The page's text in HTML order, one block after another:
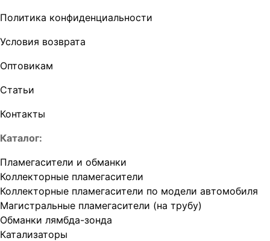
Политика конфиденциальности
Условия возврата
Оптовикам
Статьи
Контакты
Каталог:
Пламегасители и обманки
Коллекторные пламегасители
Коллекторные пламегасители по модели автомобиля
Магистральные пламегасители (на трубу)
Обманки лямбда-зонда
Катализаторы